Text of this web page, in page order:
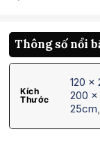
Thông số nổi
Kích
Thước
120 x
200 x
25cm,